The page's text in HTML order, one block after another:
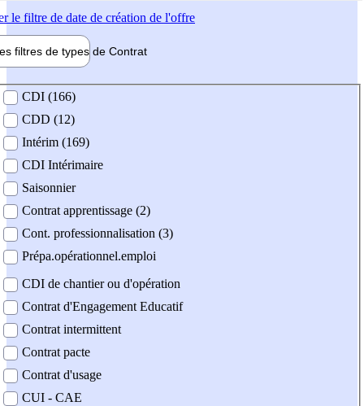
le filtre de date de création de l'offre
filtres de types de Contrat
contrat
CDI (166)
CDD (12)
Intérim (169)
CDI Intérimaire
Saisonnier
Contrat apprentissage (2)
Cont. professionnalisation (3)
Prépa.opérationnel.emploi
CDI de chantier ou d'opération
Contrat d'Engagement Educatif
Contrat intermittent
Contrat pacte
Contrat d'usage
CUI - CAE